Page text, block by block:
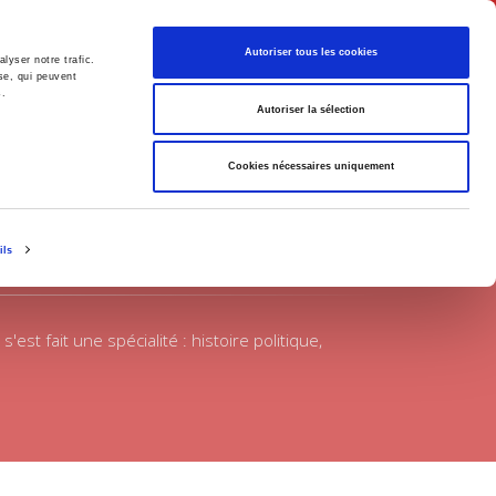
notre trafic.
qui peuvent
Autoriser tous les cookies
Autoriser la sélection
Cookies nécessaires uniquement
Français
fait une spécialité : histoire politique,